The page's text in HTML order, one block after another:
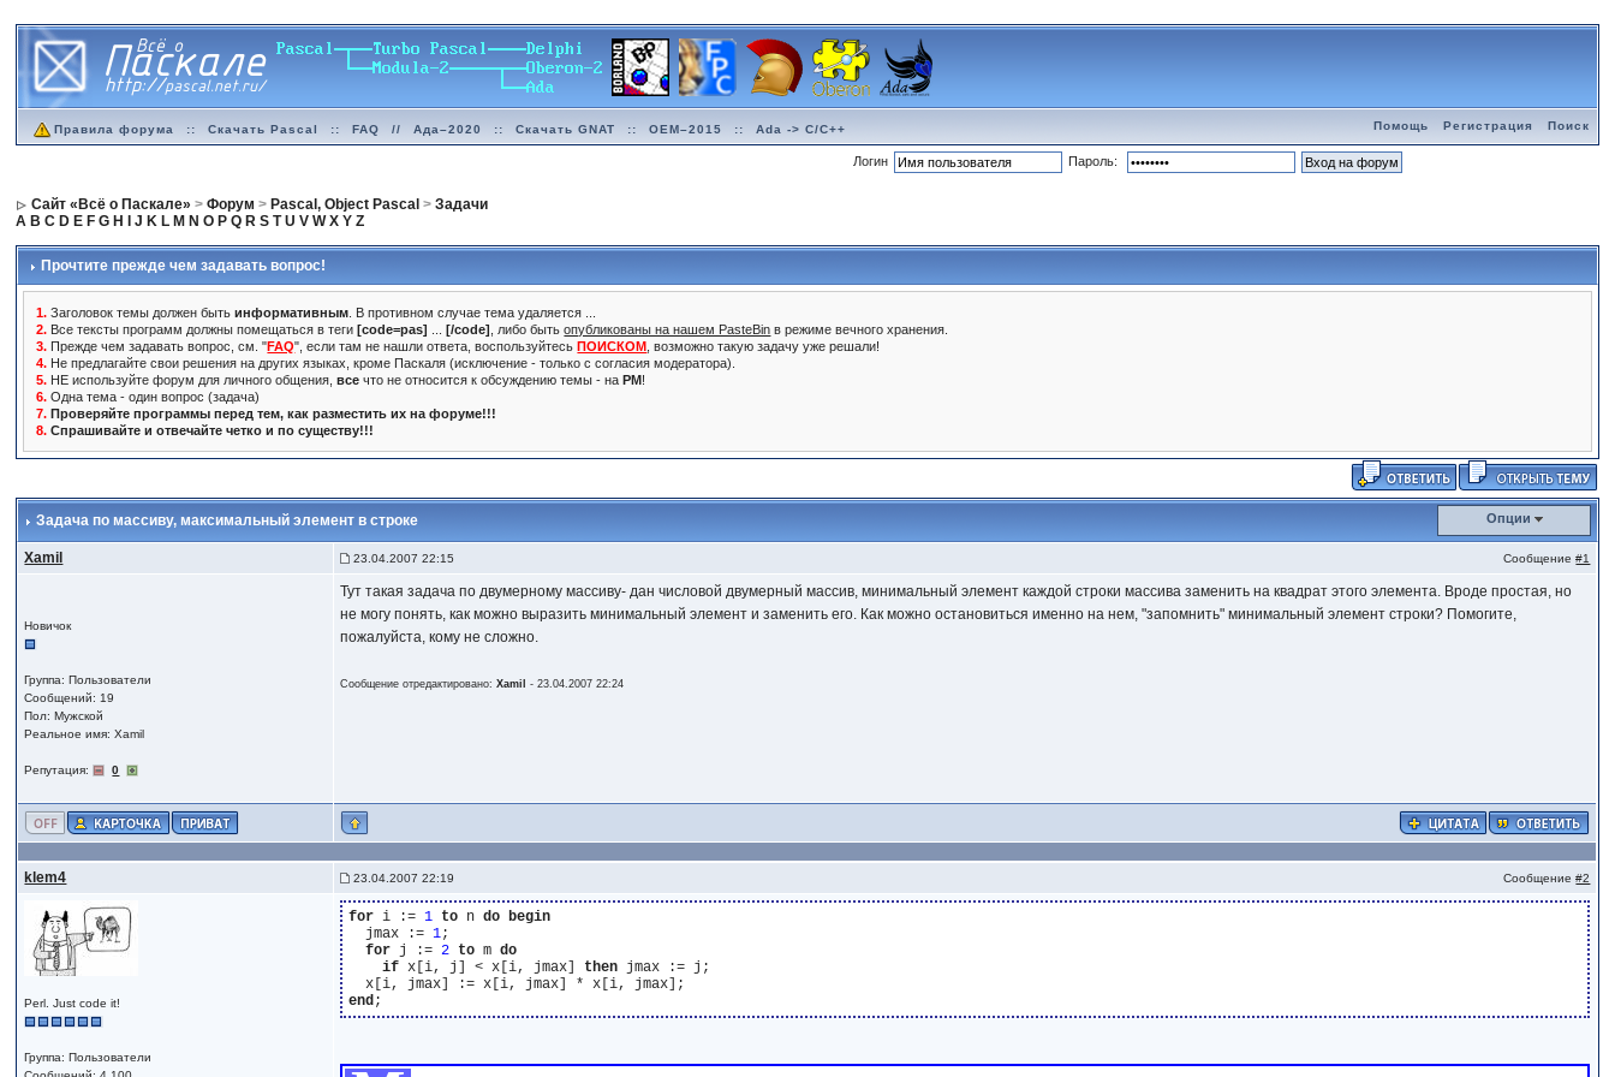
Правила форума :: Скачать Pascal :: FAQ // Ада–2020 :: Скачать GNAT :: OEM–2015 :: Ada -> C/C++ Помощь Регистрация Поиск
Логин Пароль:
Сайт «Всё о Паскале» >Форум > Pascal, Object Pascal >Задачи
A B C D E F G H J K L M N O P Q R S T U V W X Y Z
Прочтите прежде чем задавать вопрос!
1. Заголовок темы должен бытьинформативным . В противном случае тема удаляется ...
2. Все тексты программ должны помещаться в теги[code=pas] ...[/code] , либо бытьопубликованы на нашем PasteBin в режиме вечного хранения.
3. Прежде чем задавать вопрос, см. "FAQ", если там не нашли ответа, воспользуйтесьПОИСКОМ , возможно такую задачу уже решали!
4. Не предлагайте свои решения на других языках, кроме Паскаля (исключение - только с согласия модератора).
5. НЕ используйте форум для личного общения,все что не относится к обсуждению темы - наPM!
6. Одна тема - один вопрос (задача)
7. Проверяйте программы перед тем, как разместить их на форуме!!!
8. Спрашивайте и отвечайте четко и по существу!!!
Задача по массиву, максимальный элемент в строке Опции
Xamil 23.04.2007 22:15 Сообщение#1
Новичок
Группа: Пользователи
Сообщений: 19
Пол: Мужской
Реальное имя: Xamil
Репутация: 0
Тут такая задача по двумерному массиву- дан числовой двумерный массив, минимальный элемент каждой строки массива заменить на квадрат этого элемента. Вроде простая, но
не могу понять, как можно выразить минимальный элемент и заменить его. Как можно остановиться именно на нем, "запомнить" минимальный элемент строки? Помогите,
пожалуйста, кому не сложно.
Сообщение отредактировано:Xamil -23.04.2007 22:24
klem4 23.04.2007 22:19 Сообщение#2
Perl. Just code it!
Группа: Пользователи
for i := 1 to n do begin
  jmax :=
1;
for j := 2 to m do
if x[i, j] < x[i, jmax] then jmax := j;
end